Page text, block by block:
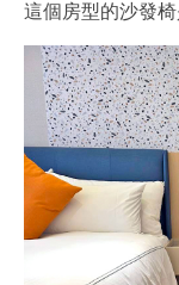
這個房型的沙發